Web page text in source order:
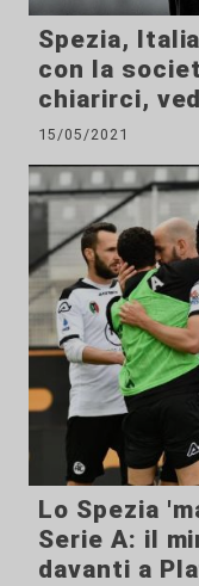
Spezia,
con la
chiarirci,
15/05/2021
Lo Spezia
Serie A: il
davanti a